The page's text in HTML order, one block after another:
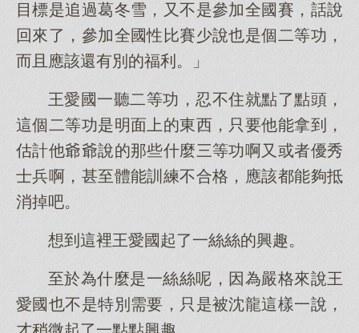
目標是追過葛冬雪，又不是參加全國賽，話說
回來了，參加全國性比賽少說也是個二等功，
而且應該還有別的福利。」
王愛國一聽二等功，忍不住就點了點頭，
這個二等功是明面上的東西，只要他能拿到，
估計他爺爺說的那些什麼三等功啊又或者優秀
士兵啊，甚至體能訓練不合格，應該都能夠抵
消掉吧。
想到這裡王愛國起了一絲絲的興趣。
至於為什麼是一絲絲呢，因為嚴格來說王
愛國也不是特別需要，只是被沈龍這樣一說，